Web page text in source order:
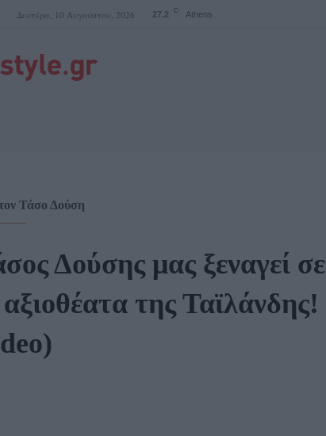
Δευτέρα, 10 Αυγούστου, 2026 27.2 C Athens
Τάσο Δούση
Δούσης μας ξεναγεί σε
της Ταϊλάνδης!